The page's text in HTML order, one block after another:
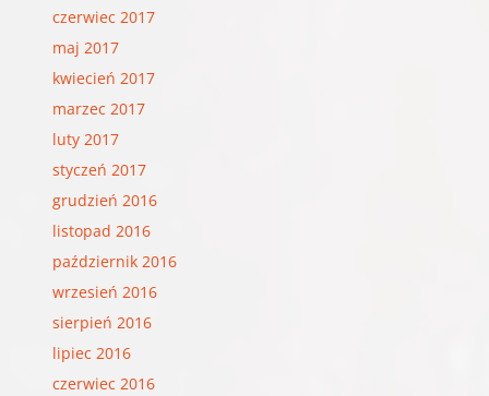
czerwiec 2017
maj 2017
kwiecień 2017
marzec 2017
luty 2017
styczeń 2017
grudzień 2016
listopad 2016
październik 2016
wrzesień 2016
sierpień 2016
lipiec 2016
czerwiec 2016